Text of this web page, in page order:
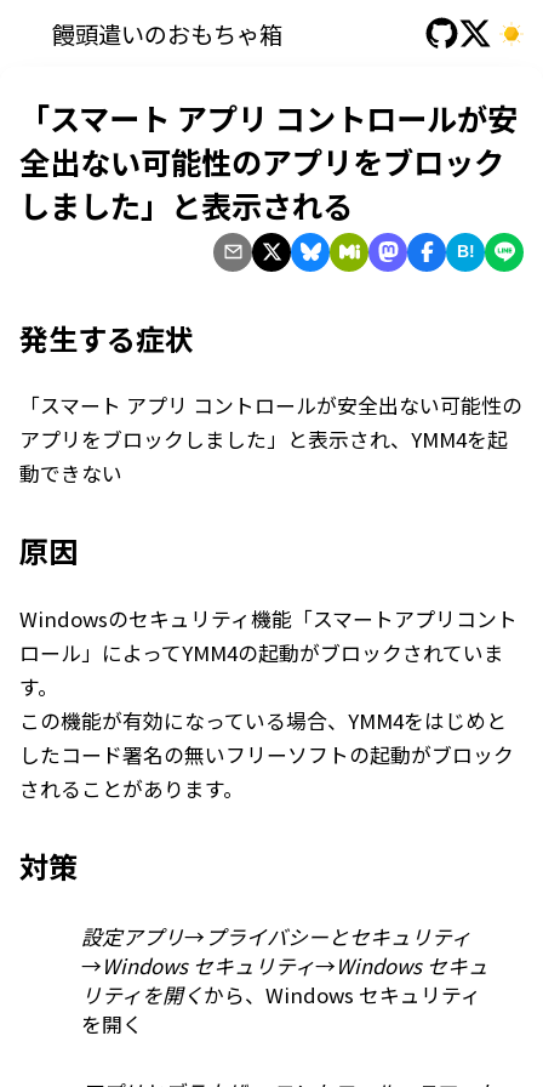
饅頭遣いのおもちゃ箱
「スマート アプリ コントロールが安
全出ない可能性のアプリをブロック
しました」と表示される
B!
発生する症状
「スマート アプリ コントロールが安全出ない可能性の
アプリをブロックしました」と表示され、YMM4を起
動できない
原因
Windowsのセキュリティ機能「スマートアプリコント
ロール」によってYMM4の起動がブロックされていま
す。
この機能が有効になっている場合、YMM4をはじめと
したコード署名の無いフリーソフトの起動がブロック
されることがあります。
対策
設定アプリ→ プライバシーとセキュリティ
→Windows セキュリティ→Windows セキュ
リティを開くから、Windows セキュリティ
を開く